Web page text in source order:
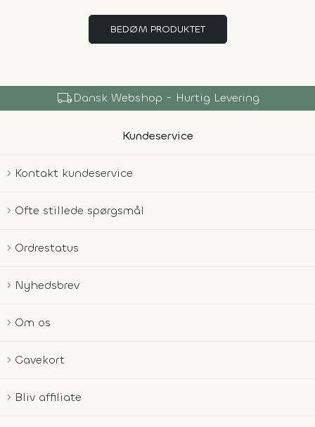
BEDØM PRODUKTET
local_shippingDansk Webshop - Hurtig Levering
Kundeservice
Kontakt kundeservice
Ofte stillede spørgsmål
Ordrestatus
Nyhedsbrev
Om os
Gavekort
Bliv affiliate